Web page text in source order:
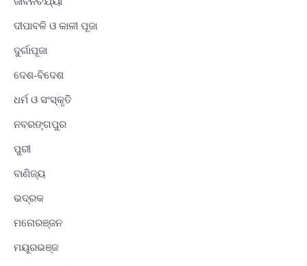
ଦୀପାବଳି ଓ କାଳୀ ପୂଜା
ଦୁର୍ଗାପୂଜା
ଦେଶ-ବିଦେଶ
ଧର୍ମ ଓ ସଂସ୍କୃତି
ନବରଙ୍ଗପୁର
ପୁରୀ
ବାଣିଜ୍ୟ
ଭଦ୍ରକ
ମନୋରଞ୍ଜନ
ମୟୂରଭଞ୍ଜ